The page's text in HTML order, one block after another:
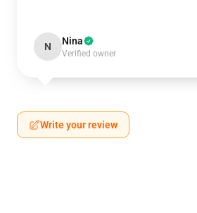
N Nina
Verified owner
Write your review